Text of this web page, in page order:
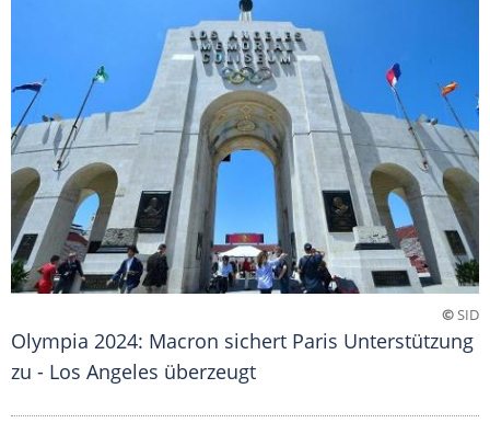
©SID
Olympia 2024: Macron sichert Paris Unterstützung
zu - Los Angeles überzeugt